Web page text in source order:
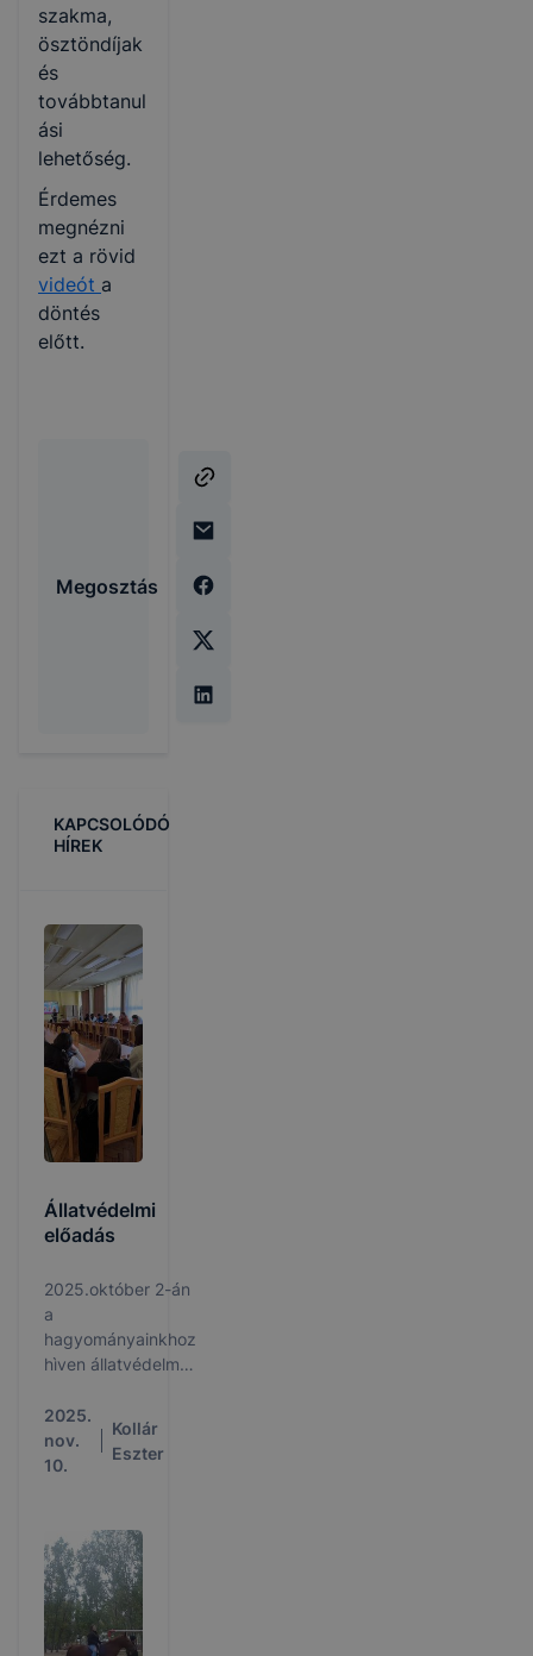
szakma,
ösztöndíjak
és
továbbtanul
ási
lehetőség.
Érdemes
megnézni
ezt a rövid
videót a
döntés
előtt.
Megosztás
KAPCSOLÓDÓ
HÍREK
Állatvédelmi
előadás
2025.október 2-án
a
hagyományainkhoz
hìven állatvédelmi
Bóka Éva, a
Szolnoki
Állatotthon
9.évfolyam tanulói
részére.
2025.
nov.
10.
Kollár
Eszter